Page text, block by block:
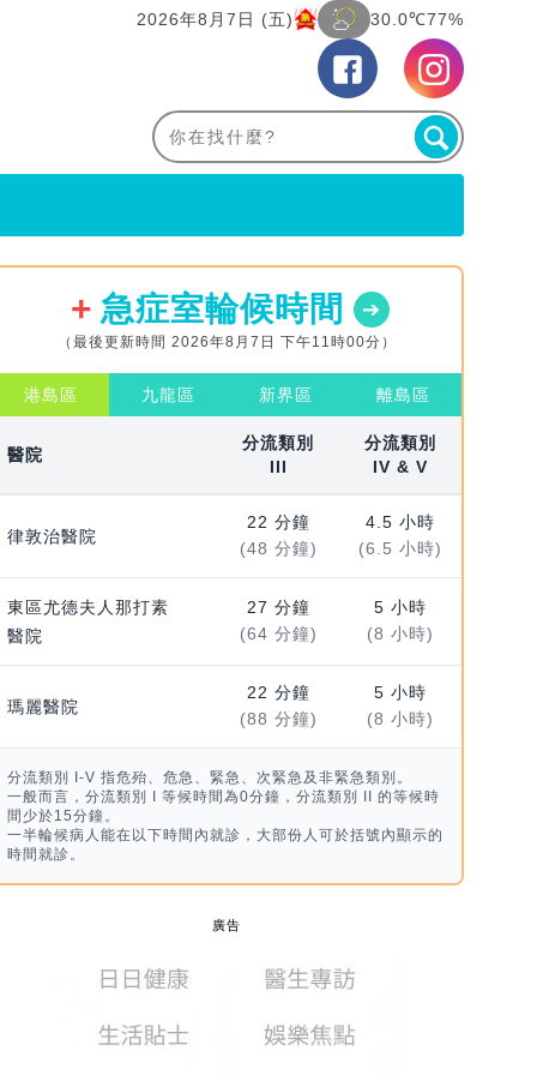
2026年8月7日 (五) 30.0℃77%
急症室輪候時間
（最後更新時間 2026年8月7日 下午11時00分）
港島區 九龍區 新界區 離島區
醫院
分流類別
III
分流類別
IV & V
律敦治醫院
22 分鐘
(48 分鐘)
4.5 小時
(6.5 小時)
東區尤德夫人那打素
醫院
27 分鐘
(64 分鐘)
5 小時
(8 小時)
瑪麗醫院
22 分鐘
(88 分鐘)
5 小時
(8 小時)
分流類別 I-V 指危殆、危急、緊急、次緊急及非緊急類別。
一般而言，分流類別 I 等候時間為0分鐘，分流類別 II 的等候時
間少於15分鐘。
一半輪候病人能在以下時間內就診，大部份人可於括號內顯示的
時間就診。
廣告